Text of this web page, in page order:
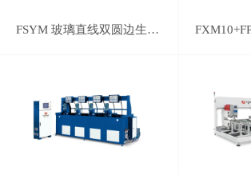
FSYM 玻璃直线双圆边生产线